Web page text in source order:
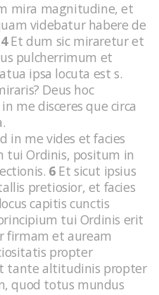
mira magnitudine, et
videbatur habere de
4Et dum sic miraretur et
pulcherrimum et
ipsa locuta est s.
Deus hoc
me disceres que circa
in me vides et facies
tui Ordinis, positum in
6Et sicut ipsius
pretiosior, et facies
capitis cunctis
tui Ordinis erit
firmam et auream
propter
tante altitudinis propter
quod totus mundus